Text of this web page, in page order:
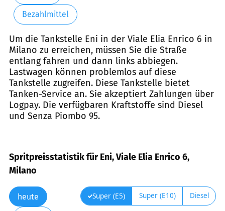
Bezahlmittel
Um die Tankstelle Eni in der Viale Elia Enrico 6 in
Milano zu erreichen, müssen Sie die Straße
entlang fahren und dann links abbiegen.
Lastwagen können problemlos auf diese
Tankstelle zugreifen. Diese Tankstelle bietet
Tanken-Service an. Sie akzeptiert Zahlungen über
Logpay. Die verfügbaren Kraftstoffe sind Diesel
und Senza Piombo 95.
Spritpreisstatistik für Eni, Viale Elia Enrico 6,
Milano
heute Super (E5) Super (E10) Diesel